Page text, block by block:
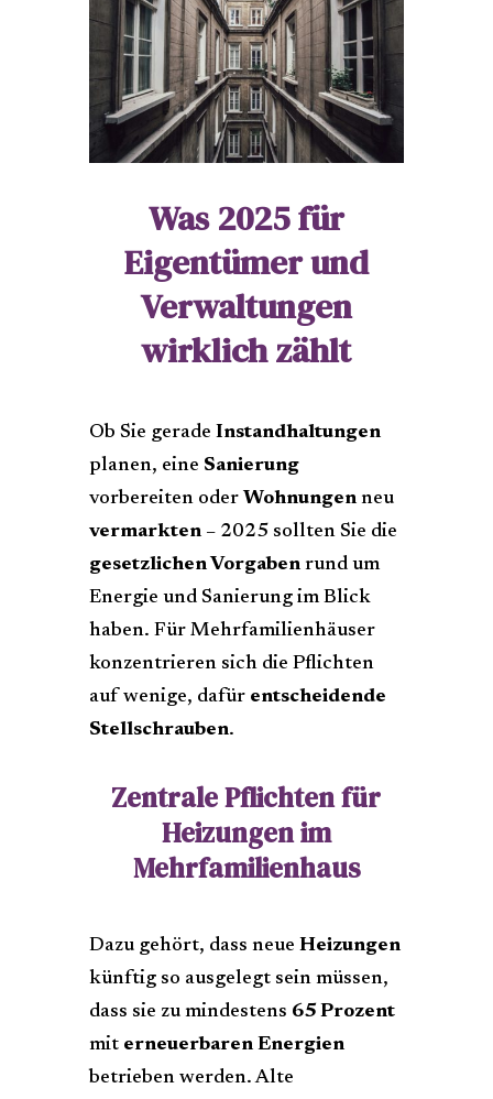
Was 2025 für
Eigentümer und
Verwaltungen
wirklich zählt
Ob Sie gerade Instandhaltungen
planen, eine Sanierung
vorbereiten oder Wohnungenneu
vermarkten– 2025 sollten Sie die
gesetzlichen Vorgabenrund um
Energie und Sanierung im Blick
haben. Für Mehrfamilienhäuser
konzentrieren sich die Pflichten
auf wenige, dafür entscheidende
Stellschrauben.
Zentrale Pflichten für
Heizungen im
Mehrfamilienhaus
Dazu gehört, dass neue Heizungen
künftig so ausgelegt sein müssen,
dass sie zu mindestens 65 Prozent
mit erneuerbaren Energien
betrieben werden. Alte